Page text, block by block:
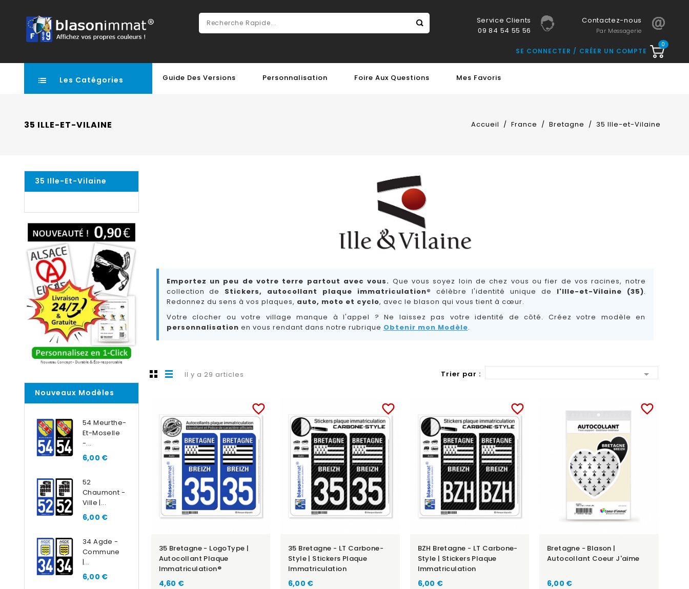
Service Clients
09 84 54 55 56
Contactez-nous
Par Messagerie
0
SE CONNECTER CRÉER UN COMPTE
Les Catégories Guide Des Versions Personnalisation Foire Aux Questions Mes Favoris
35 ILLE-ET-VILAINE Accueil France Bretagne 35 Ille-et-Vilaine
35 Ille-Et-Vilaine
Nouveaux Modèles
54 Meurthe-
Et-Moselle
-...
6,00 €
52
Chaumont -
Ville |...
6,00 €
34 Agde -
Commune
|...
6,00 €
Emportez un peu de votre terre partout avec vous. Que vous soyez loin de chez vous ou fier de vos racines, notre
collection de Stickers, autocollant plaque immatriculation® célèbre l'identité unique de l'Ille-et-Vilaine (35).
Redonnez du sens à vos plaques, auto, moto et cyclo, avec le blason qui vous tient à cœur.
Votre clocher ou votre village manque à l'appel ? Ne laissez pas votre identité de côté. Créez votre modèle en
personnalisation en vous rendant dans notre rubrique Obtenir mon Modèle.
Il y a 29 articles Trier par : 
favorite_border
35 Bretagne - LogoType |
Autocollant Plaque
Immatriculation®
4,60 €
favorite_border
35 Bretagne - LT Carbone-
Style | Stickers Plaque
Immatriculation
6,00 €
favorite_border
BZH Bretagne - LT Carbone-
Style | Stickers Plaque
Immatriculation
6,00 €
favorite_border
Bretagne - Blason |
Autocollant Coeur J'aime
6,00 €